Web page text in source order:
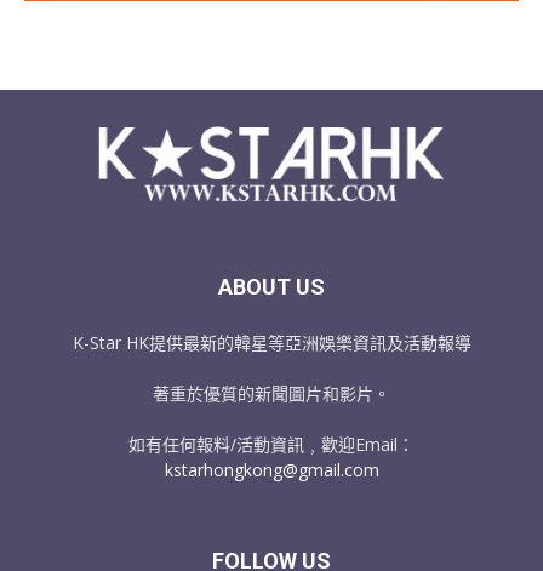
ABOUT US
K-Star HK提供最新的韓星等亞洲娛樂資訊及活動報導
著重於優質的新聞圖片和影片。
如有任何報料/活動資訊﹐歡迎Email：
kstarhongkong@gmail.com
FOLLOW US